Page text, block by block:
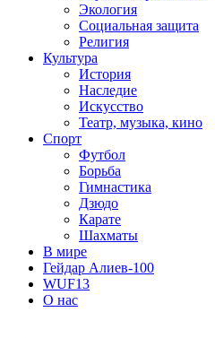
Экология
Социальная защита
Религия
Культура
История
Наследие
Искусство
Театр, музыка, кино
Спорт
Футбол
Борьба
Гимнастика
Дзюдо
Карате
Шахматы
В мире
Гейдар Алиев-100
WUF13
О нас